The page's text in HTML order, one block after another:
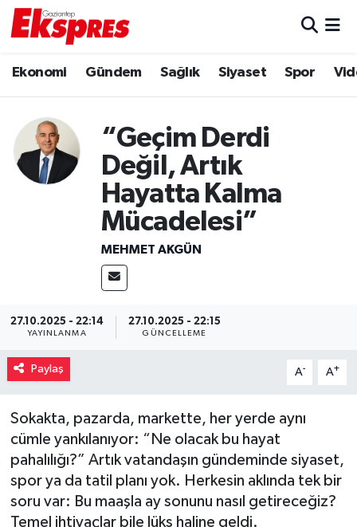
Ekonomi Gündem Sağlık Siyaset Spor
“Geçim Derdi
Değil, Artık
Hayatta Kalma
Mücadelesi”
MEHMET AKGÜN
27.10.2025 - 22:14
YAYINLANMA
27.10.2025 - 22:15
GÜNCELLEME
Paylaş A- A+
Sokakta, pazarda, markette, her yerde aynı
cümle yankılanıyor: “Ne olacak bu hayat
pahalılığı?” Artık vatandaşın gündeminde siyaset,
spor ya da tatil planı yok. Herkesin aklında tek bir
soru var: Bu maaşla ay sonunu nasıl getireceğiz?
Temel ihtiyaçlar bile lüks haline geldi.
Ekonomi
Gaziantep son dakika
Genel
Haberler
Müzik
Piyasa
Resmi İlanlar
Sağlık
Trafik Durumu
Puan Durumu ve Fikstür
Tüm Manşetler
Son Dakika Haberleri
Haber Arşivi